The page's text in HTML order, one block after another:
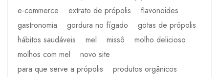
e-commerce
extrato de própolis
flavonoides
gastronomia
gordura no fígado
gotas de própolis
hábitos saudáveis
mel missô
molho delicioso
molhos com mel
novo site
para que serve a própolis
produtos orgânicos